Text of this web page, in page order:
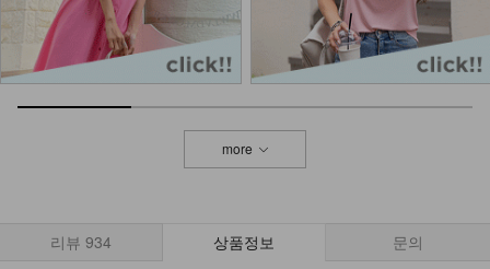
more
리뷰 934 상품정보 문의